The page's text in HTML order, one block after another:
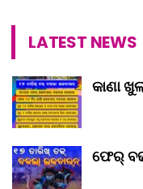
LATEST NEWS
କାଣା
ଫେର୍